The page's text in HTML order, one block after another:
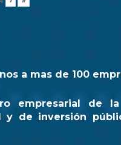
a mas de 100
empresarial de
y de inversión